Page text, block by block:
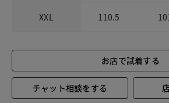
XXL 110.5
お店で試着する
チャット相談をする